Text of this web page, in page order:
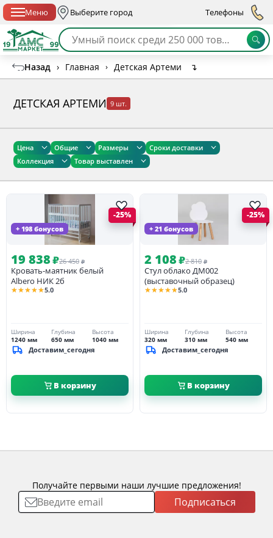
Меню Выберите город Телефоны
Назад › Главная › Детская Артеми ↴
ДЕТСКАЯ АРТЕМИ 9 шт.
Цена Общие Размеры
Сроки доставки
Коллекция
Товар выставлен
+ 198 бонусов
-25%
19 838₽26 450 ₽
Кровать-маятник белый
Albero НИК 2б
★★★★★5.0
Ширина
1240 мм
Глубина
650 мм
Высота
1040 мм
Доставим_сегодня
В корзину
+ 21 бонусов
-25%
2 108₽2 810 ₽
Стул облако ДМ002
(выставочный образец)
★★★★★5.0
Ширина
320 мм
Глубина
310 мм
Высота
540 мм
Доставим_сегодня
В корзину
Получайте первыми наши лучшие предложения!
Подписаться